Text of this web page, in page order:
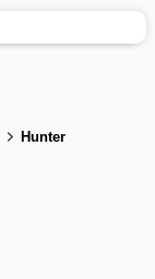
Hunter